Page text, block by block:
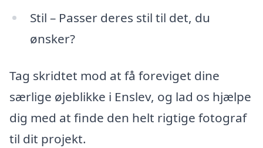
Stil – Passer deres stil til det, du
ønsker?
Tag skridtet mod at få foreviget dine
særlige øjeblikke i Enslev, og lad os hjælpe
dig med at finde den helt rigtige fotograf
til dit projekt.